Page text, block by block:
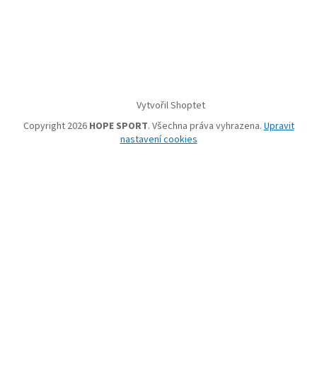
Vytvořil Shoptet
Copyright 2026 HOPE SPORT. Všechna práva vyhrazena.Upravit
nastavení cookies